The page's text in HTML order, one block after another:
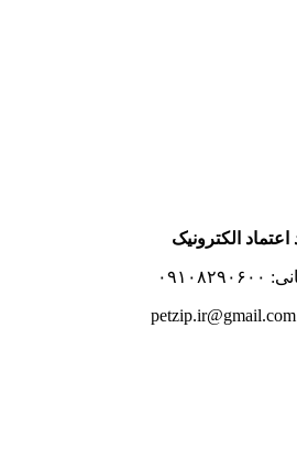
اعتماد الکترونیک